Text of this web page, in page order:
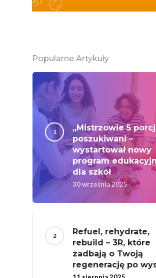
Popularne Artykuły
„Mistrzowie 5
poszukiwani –
wystartował nowy
program
dla szkół
30 września 2025
Refuel, rehydrate,
rebuild – 3R, które
zadbają o Twoją
regenerację po